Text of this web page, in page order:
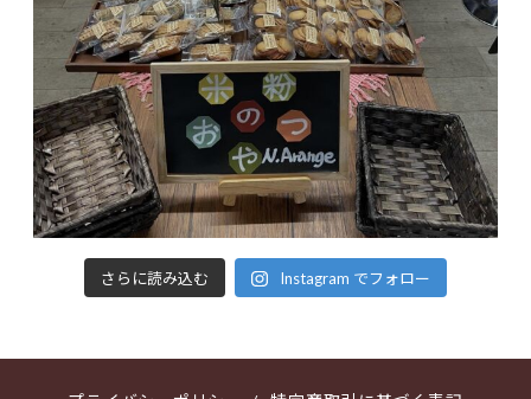
さらに読み込む Instagram でフォロー